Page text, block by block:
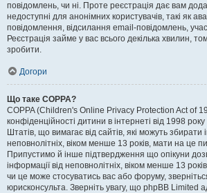
повідомлень, чи ні. Проте реєстрація дає вам
недоступні для анонімних користувачів, такі як
повідомлення, відсилання email-повідомлень,
Реєстрація займе у вас всього декілька хвилин,
зробити.
Догори
Що таке COPPA?
COPPA (Children's Online Privacy Protection Act of
конфіденційності дитини в інтернеті від 1998
Штатів, що вимагає від сайтів, які можуть збирати
неповнолітніх, віком менше 13 років, мати на це
Припустимо й інше підтвердження що опікуни
інформації від неповнолітніх, віком менше 13
чи це може стосуватись вас або форуму,
юрисконсульта. Зверніть увагу, що phpBB Limited